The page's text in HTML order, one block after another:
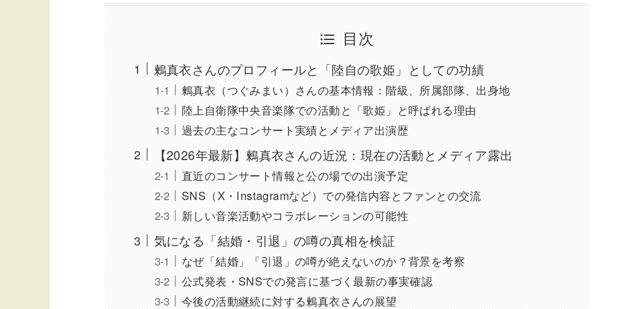
目次
鶫真衣さんのプロフィールと「陸自の歌姫」としての功績
鶫真衣（つぐみまい）さんの基本情報：階級、所属部隊、出身地
陸上自衛隊中央音楽隊での活動と「歌姫」と呼ばれる理由
過去の主なコンサート実績とメディア出演歴
【2026年最新】鶫真衣さんの近況：現在の活動とメディア露出
直近のコンサート情報と公の場での出演予定
SNS（X・Instagramなど）での発信内容とファンとの交流
新しい音楽活動やコラボレーションの可能性
気になる「結婚・引退」の噂の真相を検証
なぜ「結婚」「引退」の噂が絶えないのか？背景を考察
公式発表・SNSでの発言に基づく最新の事実確認
今後の活動継続に対する鶫真衣さんの展望